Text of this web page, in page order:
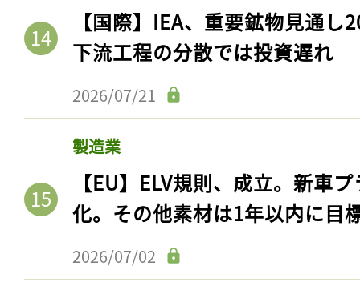
【国際】IEA、重要鉱物見通
下流工程の分散では投資遅れ
2026/07/21
製造業
【EU】ELV規則、成立。新車
化。その他素材は1年以内に目
2026/07/02
会員登録